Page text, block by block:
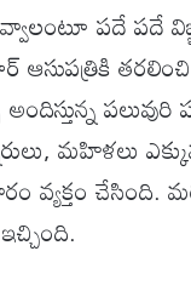
పదే పదే
ఆసుపత్రికి
పలువురి
మహిళలు
వ్యక్తం